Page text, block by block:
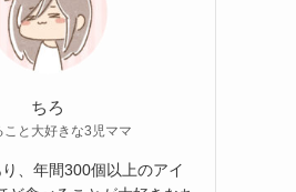
ちろ
こと大好きな3児ママ
、年間300個以上のアイ